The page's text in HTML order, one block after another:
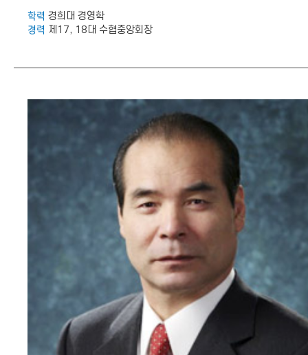
학력 경희대 경영학
경력 제17, 18대 수협중앙회장